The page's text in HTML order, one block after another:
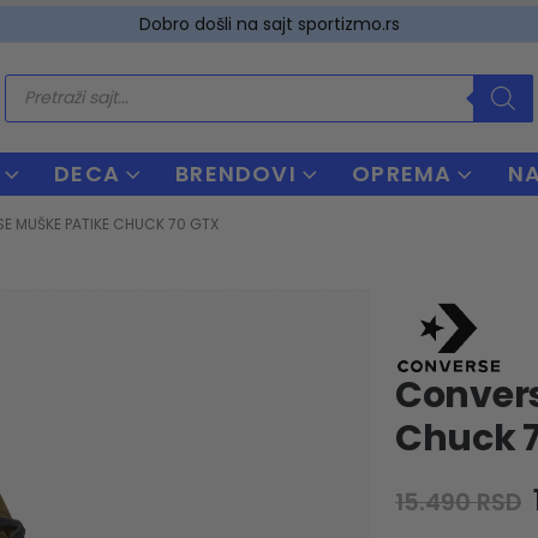
Dobro došli na sajt sportizmo.rs
Products
search
DECA BRENDOVI OPREMA
MUŠKE PATIKE CHUCK 70 GTX
Chuck
15.490RSD